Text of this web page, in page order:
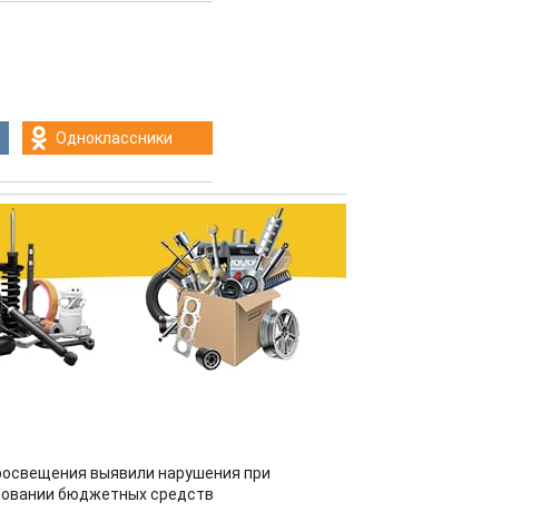
Одноклассники
выявили нарушения при
бюджетных средств